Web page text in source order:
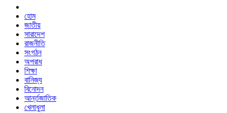
হোম
জাতীয়
সারাদেশ
রাজনীতি
সংগঠন
অপরাধ
শিক্ষা
বানিজ্য
বিনোদন
আর্ন্তজাতিক
খেলাধুলা